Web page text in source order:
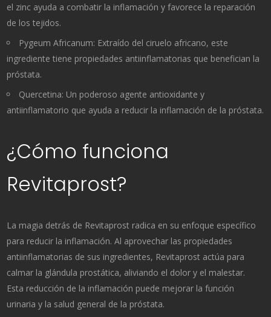
el zinc ayuda a combatir la inflamación y favorece la reparación
de los tejidos.
Pygeum Africanum: Extraído del ciruelo africano, este
ingrediente tiene propiedades antiinflamatorias que benefician la
próstata.
Quercetina: Un poderoso agente antioxidante y
antiinflamatorio que ayuda a reducir la inflamación de la próstata.
¿Cómo funciona
Revitaprost?
La magia detrás de Revitaprost radica en su enfoque específico
para reducir la inflamación. Al aprovechar las propiedades
antiinflamatorias de sus ingredientes, Revitaprost actúa para
calmar la glándula prostática, aliviando el dolor y el malestar.
Esta reducción de la inflamación puede mejorar la función
urinaria y la salud general de la próstata.